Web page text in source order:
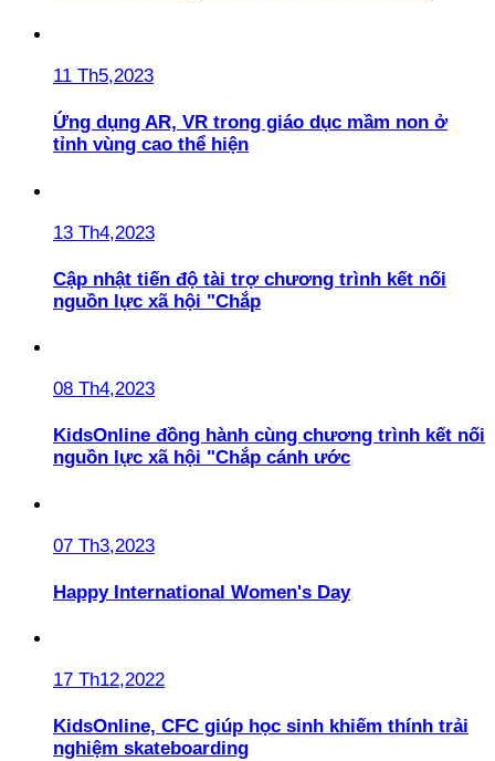
11 Th5,2023
Ứng dụng AR, VR trong giáo dục mầm non ở
tỉnh vùng cao thể hiện
13 Th4,2023
Cập nhật tiến độ tài trợ chương trình kết nối
nguồn lực xã hội "Chắp
08 Th4,2023
KidsOnline đồng hành cùng chương trình kết nối
nguồn lực xã hội "Chắp cánh ước
07 Th3,2023
Happy International Women's Day
17 Th12,2022
KidsOnline, CFC giúp học sinh khiếm thính trải
nghiệm skateboarding